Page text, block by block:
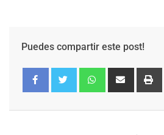
Puedes compartir este post!